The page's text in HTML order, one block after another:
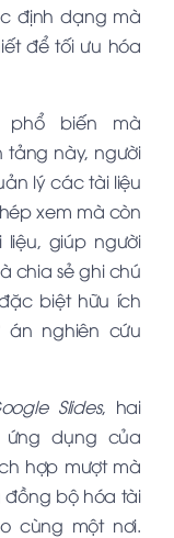
định dạng mà
để tối ưu hóa
phổ biến mà
tảng này, người
lý các tài liệu
xem mà còn
giúp người
chia sẻ ghi chú
biệt hữu ích
nghiên cứu
Slides, hai
dụng của
hợp mượt mà
đồng bộ hóa tài
cùng một nơi.